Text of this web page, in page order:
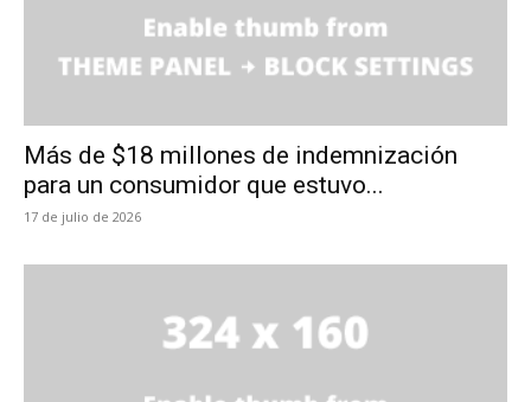
Más de $18 millones de indemnización
para un consumidor que estuvo...
17 de julio de 2026